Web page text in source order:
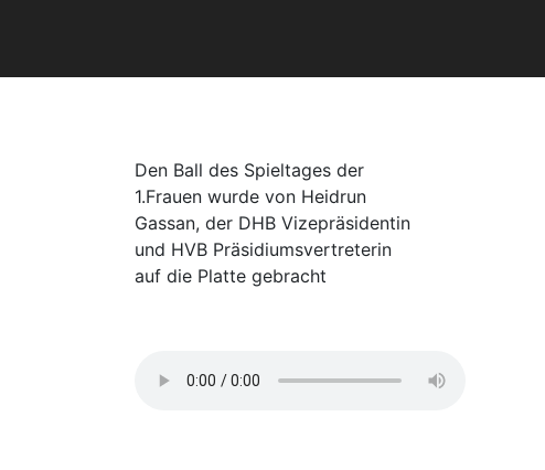
Den Ball des Spieltages der
1.Frauen wurde von Heidrun
Gassan, der DHB Vizepräsidentin
und HVB Präsidiumsvertreterin
auf die Platte gebracht